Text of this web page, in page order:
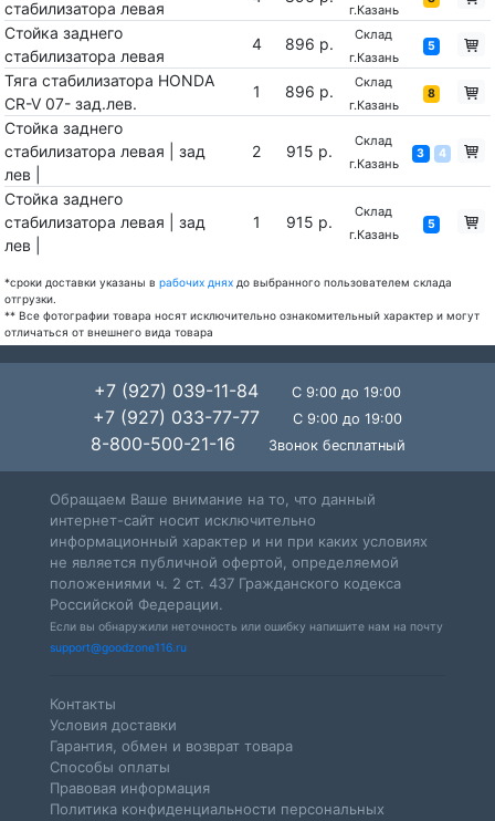
стабилизатора левая
г.Казань
Стойка заднего
стабилизатора левая
4 896 р.
Склад
г.Казань
5
Тяга стабилизатора HONDA
CR-V 07- зад.лев.
1 896 р.
Склад
г.Казань
8
Стойка заднего
стабилизатора левая | зад
лев |
2 915 р.
Склад
г.Казань
3 4
Стойка заднего
стабилизатора левая | зад
лев |
1 915 р.
Склад
г.Казань
5
*сроки доставки указаны в рабочих днях до выбранного пользователем склада
отгрузки.
** Все фотографии товара носят исключительно ознакомительный характер и могут
отличаться от внешнего вида товара
+7 (927) 039-11-84 С 9:00 до 19:00
+7 (927) 033-77-77 С 9:00 до 19:00
8-800-500-21-16 Звонок бесплатный
Обращаем Ваше внимание на то, что данный
интернет-сайт носит исключительно
информационный характер и ни при каких условиях
не является публичной офертой, определяемой
положениями ч. 2 ст. 437 Гражданского кодекса
Российской Федерации.
Если вы обнаружили неточность или ошибку напишите нам на почту
support@goodzone116.ru
Контакты
Условия доставки
Гарантия, обмен и возврат товара
Способы оплаты
Правовая информация
Политика конфиденциальности персональных